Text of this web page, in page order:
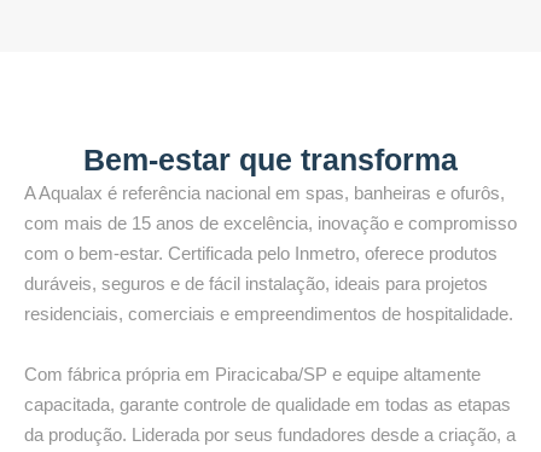
Bem-estar que transforma
A Aqualax é referência nacional em spas, banheiras e ofurôs,
com mais de 15 anos de excelência, inovação e compromisso
com o bem-estar. Certificada pelo Inmetro, oferece produtos
duráveis, seguros e de fácil instalação, ideais para projetos
residenciais, comerciais e empreendimentos de hospitalidade.
Com fábrica própria em Piracicaba/SP e equipe altamente
capacitada, garante controle de qualidade em todas as etapas
da produção. Liderada por seus fundadores desde a criação, a